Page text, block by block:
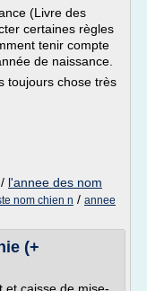
(Livre des
certaines règles
tenir compte
de naissance.
toujours chose très
/ l'annee des nom
nom chien n / annee
(+